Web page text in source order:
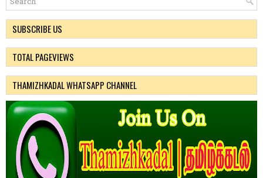
SUBSCRIBE US
TOTAL PAGEVIEWS
THAMIZHKADAL WHATSAPP CHANNEL